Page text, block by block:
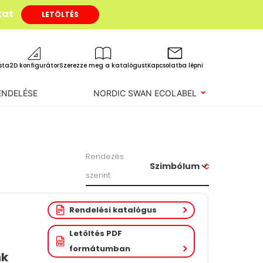
LETÖLTÉS
2D konfigurátorSzerezze meg a katalógustKapcsolatba lépni
NORDIC SWAN ECOLABEL
Rendezés
szerint
Rendelési katalógus
Letöltés PDF
formátumban